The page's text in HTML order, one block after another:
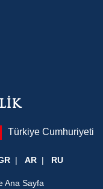
Türkiye Cumhuriyeti
AR RU
Ana Sayfa